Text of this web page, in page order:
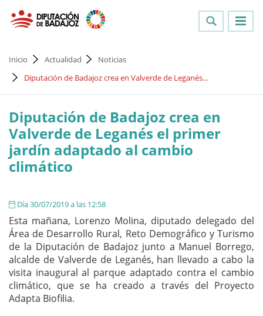
Inicio Actualidad
Noticias
Diputación de Badajoz crea en Valverde de Leganés...
Diputación de Badajoz crea en
Valverde de Leganés el primer
jardín adaptado al cambio
climático
Día 30/07/2019 a las 12:58
Esta mañana, Lorenzo Molina, diputado delegado del
Área de Desarrollo Rural, Reto Demográfico y Turismo
de la Diputación de Badajoz junto a Manuel Borrego,
alcalde de Valverde de Leganés, han llevado a cabo la
visita inaugural al parque adaptado contra el cambio
climático, que se ha creado a través del Proyecto
Adapta Biofilia.